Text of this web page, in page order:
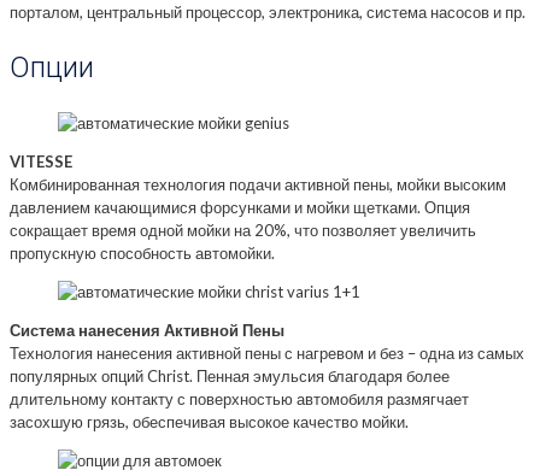
порталом, центральный процессор, электроника, система насосов и пр.
Опции
VITESSE
Комбинированная технология подачи активной пены, мойки высоким
давлением качающимися форсунками и мойки щетками. Опция
сокращает время одной мойки на 20%, что позволяет увеличить
пропускную способность автомойки.
Система нанесения Активной Пены
Технология нанесения активной пены с нагревом и без – одна из самых
популярных опций Christ. Пенная эмульсия благодаря более
длительному контакту с поверхностью автомобиля размягчает
засохшую грязь, обеспечивая высокое качество мойки.